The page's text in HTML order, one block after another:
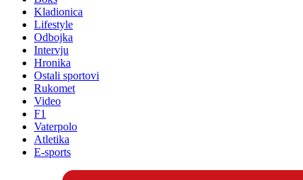
Kladionica
Lifestyle
Odbojka
Intervju
Hronika
Ostali sportovi
Rukomet
Video
F1
Vaterpolo
Atletika
E-sports